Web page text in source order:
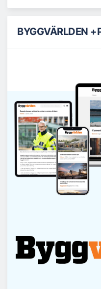
BYGGVÄRLDEN